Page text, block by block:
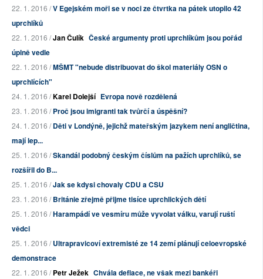
22. 1. 2016 /V Egejském moři se v noci ze čtvrtka na pátek utopilo 42
uprchlíků
22. 1. 2016 /Jan Čulík České argumenty proti uprchlíkům jsou pořád
úplně vedle
22. 1. 2016 /MŠMT "nebude distribuovat do škol materiály OSN o
uprchlících"
24. 1. 2016 /Karel Dolejší Evropa nově rozdělená
23. 1. 2016 /Proč jsou imigranti tak tvůrčí a úspěšní?
24. 1. 2016 /Děti v Londýně, jejichž mateřským jazykem není angličtina,
mají lep...
25. 1. 2016 /Skandál podobný českým číslům na pažích uprchlíků, se
rozšířil do B...
25. 1. 2016 /Jak se kdysi chovaly CDU a CSU
23. 1. 2016 /Británie zřejmě přijme tisíce uprchlických dětí
25. 1. 2016 /Harampádí ve vesmíru může vyvolat válku, varují ruští
vědci
25. 1. 2016 /Ultrapravicoví extremisté ze 14 zemí plánují celoevropské
demonstrace
22. 1. 2016 /Petr Ježek Chvála deflace, ne však mezi bankéři